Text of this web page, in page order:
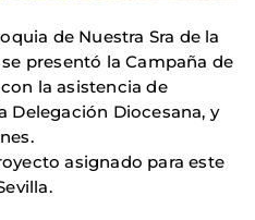
de Nuestra Sra de la
presentó la Campaña de
la asistencia de
Delegación Diocesana, y
asignado para este